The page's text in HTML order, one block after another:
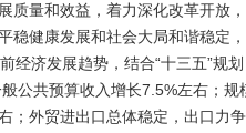
质量和效益，着力深化改革开放
稳健康发展和社会大局和谐稳定，
经济发展趋势，结合“十三五”规
公共预算收入增长7.5%左右；
；外贸进出口总体稳定，出口力